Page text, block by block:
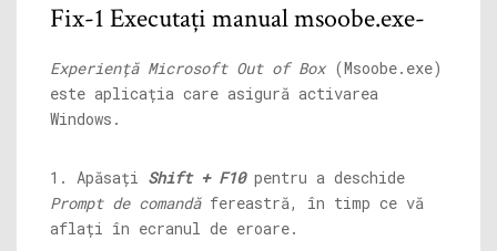
Fix-1 Executați manual msoobe.exe-
Experiență Microsoft Out of Box(Msoobe.exe)
este aplicația care asigură activarea
Windows.
1. Apăsați Shift + F10 pentru a deschide
Prompt de comandăfereastră, în timp ce vă
aflați în ecranul de eroare.